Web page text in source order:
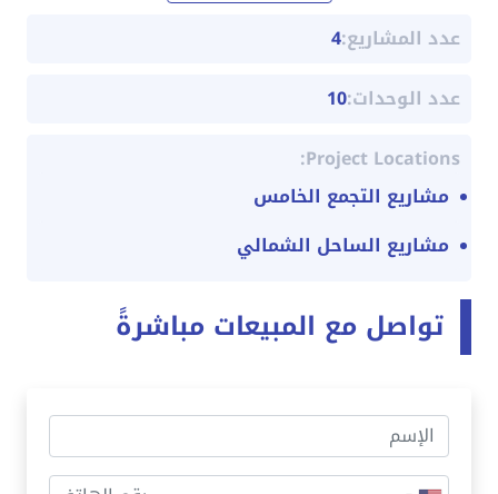
عدد المشاريع:4
عدد الوحدات:10
Project Locations:
مشاريع التجمع الخامس
مشاريع الساحل الشمالي
تواصل مع المبيعات مباشرةً